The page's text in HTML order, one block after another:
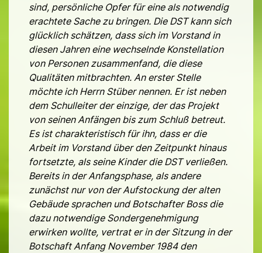
sind, persönliche Opfer für eine als notwendig
erachtete Sache zu bringen. Die DST kann sich
glücklich schätzen, dass sich im Vorstand in
diesen Jahren eine wechselnde Konstellation
von Personen zusammenfand, die diese
Qualitäten mitbrachten. An erster Stelle
möchte ich Herrn Stüber nennen. Er ist neben
dem Schulleiter der einzige, der das Projekt
von seinen Anfängen bis zum Schluß betreut.
Es ist charakteristisch für ihn, dass er die
Arbeit im Vorstand über den Zeitpunkt hinaus
fortsetzte, als seine Kinder die DST verließen.
Bereits in der Anfangsphase, als andere
zunächst nur von der Aufstockung der alten
Gebäude sprachen und Botschafter Boss die
dazu notwendige Sondergenehmigung
erwirken wollte, vertrat er in der Sitzung in der
Botschaft Anfang November 1984 den